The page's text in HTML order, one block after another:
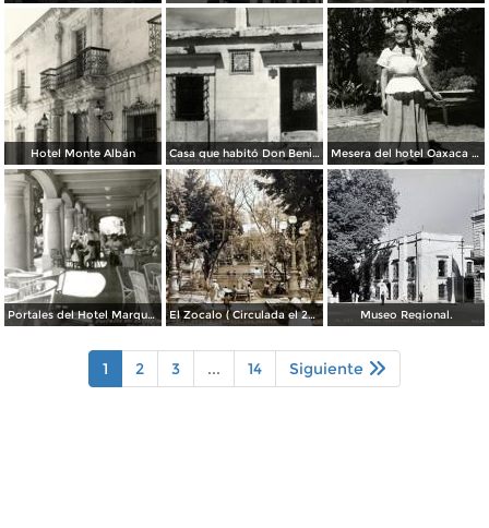
Hotel Monte Albán Casa que habitó Don Benito Juárez Mesera del hotel Oaxaca Courts vistiendo traje típico
Portales del Hotel Marqués del Valle El Zocalo ( Circulada el 23 de Julio de 1953 ). Museo Regional.
1 2 3 ... 14 Siguiente